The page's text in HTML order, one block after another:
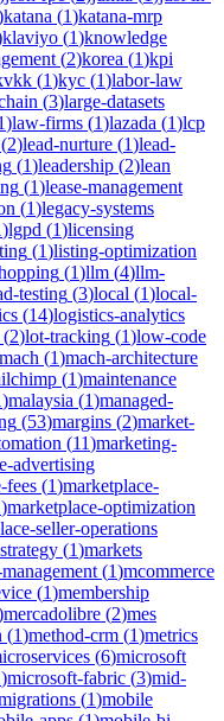
katana (1)katana-mrp
klaviyo (1)knowledge
(2)korea (1)kpi
(1)kyc (1)labor-law
(3)large-datasets
)law-firms (1)lazada (1)lcp
(2)lead-nurture (1)lead-
(1)leadership (2)lean
(1)lease-management
(1)legacy-systems
)lgpd (1)licensing
(1)listing-optimization
(1)llm (4)llm-
testing (3)local (1)local-
(14)logistics-analytics
(2)lot-tracking (1)low-code
mach (1)mach-architecture
(1)maintenance
)malaysia (1)managed-
(53)margins (2)market-
(11)marketing-
advertising
fees (1)marketplace-
)marketplace-optimization
seller-operations
(1)markets
(1)mcommerce
(1)membership
mercadolibre (2)mes
(1)method-crm (1)metrics
(6)microsoft
)microsoft-fabric (3)mid-
(1)mobile